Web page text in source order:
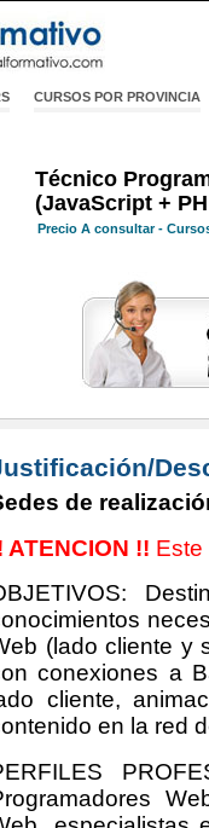
CURSOS POR PROVINCIA
Técnico
(JavaScript +
Precio A consultar -
de
ATENCION !!
(lado cliente y
conexiones a
cliente,
en la red